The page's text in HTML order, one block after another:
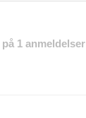
1 anmeldelser